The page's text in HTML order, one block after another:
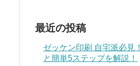
最近の投稿
ゼッケン印刷 自宅派必見
と簡単5ステップを解説！